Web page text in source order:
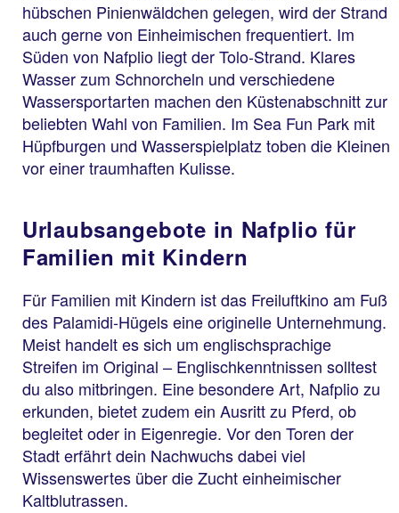
hübschen Pinienwäldchen gelegen, wird der Strand
auch gerne von Einheimischen frequentiert. Im
Süden von Nafplio liegt der Tolo-Strand. Klares
Wasser zum Schnorcheln und verschiedene
Wassersportarten machen den Küstenabschnitt zur
beliebten Wahl von Familien. Im Sea Fun Park mit
Hüpfburgen und Wasserspielplatz toben die Kleinen
vor einer traumhaften Kulisse.
Urlaubsangebote in Nafplio für
Familien mit Kindern
Für Familien mit Kindern ist das Freiluftkino am Fuß
des Palamidi-Hügels eine originelle Unternehmung.
Meist handelt es sich um englischsprachige
Streifen im Original – Englischkenntnissen solltest
du also mitbringen. Eine besondere Art, Nafplio zu
erkunden, bietet zudem ein Ausritt zu Pferd, ob
begleitet oder in Eigenregie. Vor den Toren der
Stadt erfährt dein Nachwuchs dabei viel
Wissenswertes über die Zucht einheimischer
Kaltblutrassen.